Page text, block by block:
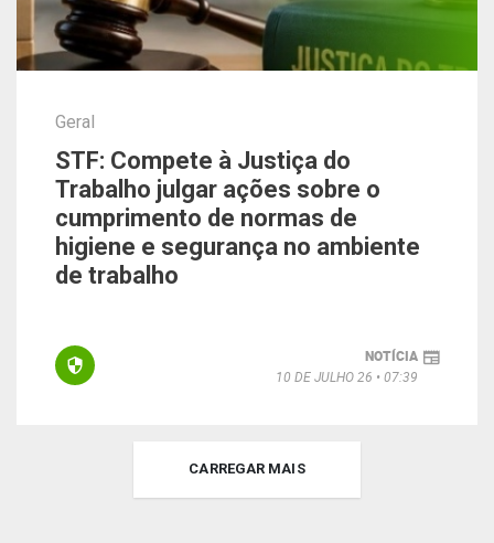
Geral
STF: Compete à Justiça do
Trabalho julgar ações sobre o
cumprimento de normas de
higiene e segurança no ambiente
de trabalho
NOTÍCIA
10 DE JULHO 26
07:39
CARREGAR MAIS